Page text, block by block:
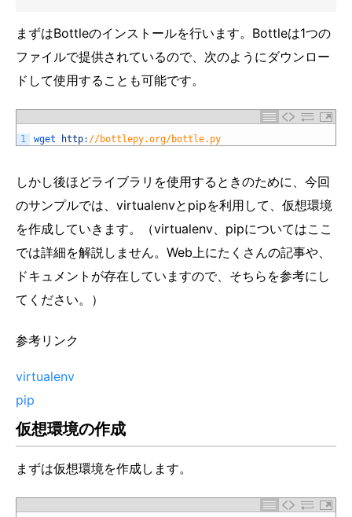
まずはBottleのインストールを行います。Bottleは1つの
ファイルで提供されているので、次のようにダウンロー
ドして使用することも可能です。
1 wget http: //bottlepy.org/bottle.py
しかし後ほどライブラリを使用するときのために、今回
のサンプルでは、virtualenvとpipを利用して、仮想環境
を作成していきます。（virtualenv、pipについてはここ
では詳細を解説しません。Web上にたくさんの記事や、
ドキュメントが存在していますので、そちらを参考にし
てください。）
参考リンク
virtualenv
pip
仮想環境の作成
まずは仮想環境を作成します。